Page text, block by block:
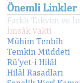
Önemli Linkler
Farklı Takvim ve
İmsâk Vakti
Mühim Tenbîh
Temkin Müddeti
Rü'yet-i Hilâl
Hilâl Rasadları